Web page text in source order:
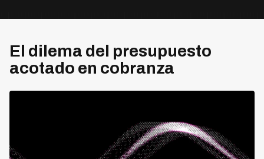
El dilema del presupuesto
acotado en cobranza